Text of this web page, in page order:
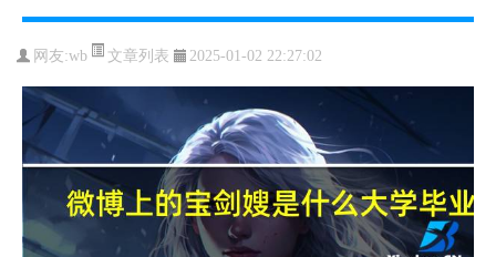
网友:wb 文章列表 2025-01-02 22:27:02